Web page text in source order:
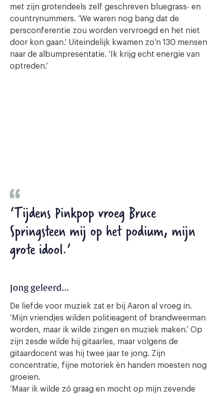
met zijn grotendeels zelf geschreven bluegrass- en
countrynummers. ‘We waren nog bang dat de
persconferentie zou worden vervroegd en het niet
door kon gaan.’ Uiteindelijk kwamen zo’n 130 mensen
naar de albumpresentatie. ‘Ik krijg echt energie van
optreden.’
‘Tijdens Pinkpop vroeg Bruce
Springsteen mij op het podium, mijn
grote idool.’
Jong geleerd…
De liefde voor muziek zat er bij Aaron al vroeg in.
‘Mijn vriendjes wilden politieagent of brandweerman
worden, maar ik wilde zingen en muziek maken.’ Op
zijn zesde wilde hij gitaarles, maar volgens de
gitaardocent was hij twee jaar te jong. Zijn
concentratie, fijne motoriek èn handen moesten nog
groeien.
‘Maar ik wilde zó graag en mocht op mijn zevende